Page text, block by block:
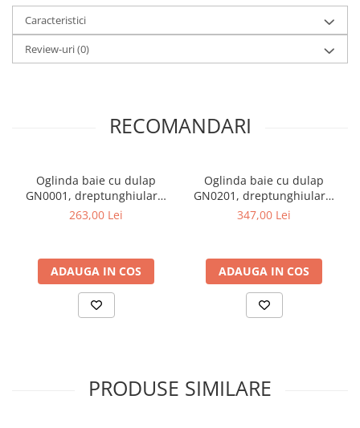
Caracteristici
Review-uri(0)
RECOMANDARI
Oglinda baie cu dulap
GN0001, dreptunghiulara,
PAL Lucios, iluminare led, 2
263,00 Lei
ADAUGA IN COS
Oglinda baie cu dulap
GN0201, dreptunghiulara,
PAL, iluminare led, 2 rafturi,
347,00 Lei
ADAUGA IN COS
PRODUSE SIMILARE